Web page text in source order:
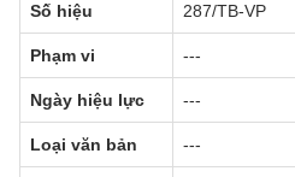
Số hiệu 287/TB-VP
Phạm vi ---
Ngày hiệu lực ---
Loại văn bản ---